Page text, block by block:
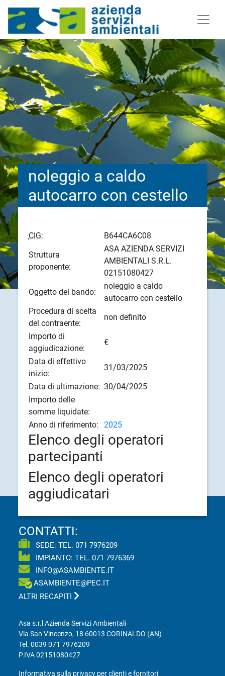
noleggio a caldo
autocarro con cestello
CIG:
B644CA6C08
Struttura
proponente:
ASA AZIENDA SERVIZI
AMBIENTALI S.R.L.
02151080427
Oggetto del bando:
noleggio a caldo
autocarro con cestello
Procedura di scelta
del contraente:
non definito
Importo di
aggiudicazione:
€
Data di effettivo
inizio:
31/03/2025
Data di ultimazione: 30/04/2025
Importo delle
somme liquidate:
Anno di riferimento:
2025
Elenco degli operatori
partecipanti
Elenco degli operatori
aggiudicatari
CONTATTI:
SEDE: TEL.071 7976209
IMPIANTO: TEL.071 7976369
INFO@ASAMBIENTE.IT
ASAMBIENTE@PEC.IT
ALTRI RECAPITI
Asa s.r.l Azienda Servizi Ambientali
Via San Vincenzo, 18 60013 CORINALDO (AN)
Tel.0039 071 7976209
P.IVA 02151080427
Informativa sulla privacy per clienti e fornitori